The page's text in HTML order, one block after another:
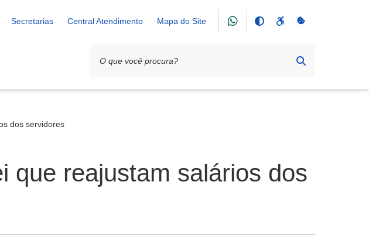
Secretarias Central Atendimento Mapa do Site
dos servidores
que reajustam salários dos